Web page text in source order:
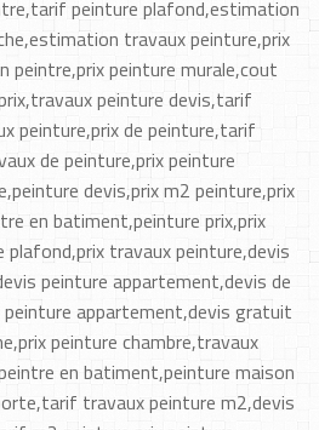
peinture plafond,estimation
travaux peinture,prix
peinture murale,cout
peinture devis,tarif
peinture,prix de peinture,tarif
de peinture,prix peinture
devis,prix m2 peinture,prix
en batiment,peinture prix,prix
travaux peinture,devis
peinture appartement,devis de
appartement,devis gratuit
peinture chambre,travaux
en batiment,peinture maison
travaux peinture m2,devis